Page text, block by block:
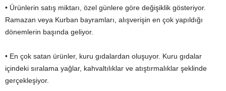
• Ürünlerin satış miktarı, özel günlere göre değişiklik gösteriyor.
Ramazan veya Kurban bayramları, alışverişin en çok yapıldığı
dönemlerin başında geliyor.
• En çok satan ürünler, kuru gıdalardan oluşuyor. Kuru gıdalar
içindeki sıralama yağlar, kahvaltılıklar ve atıştırmalıklar şeklinde
gerçekleşiyor.